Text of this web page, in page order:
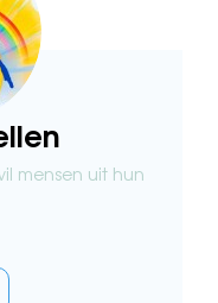
mensen uit hun